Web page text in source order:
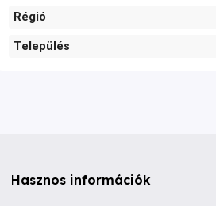
Régió
Település
Hasznos információk